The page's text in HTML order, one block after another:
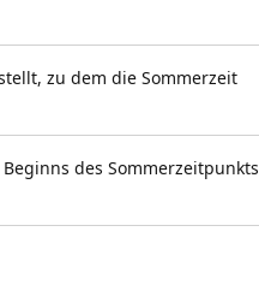
zu dem die Sommerzeit
des Sommerzeitpunkts